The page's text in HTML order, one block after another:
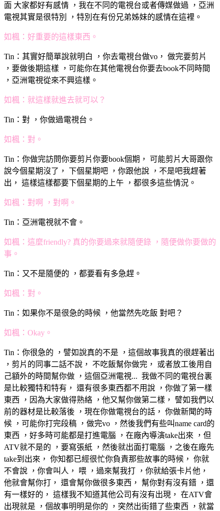
面 大家都好有感情 ，我在不同的電視台或者傳媒做過 ，亞洲
電視其實是很特別 ，特別在有份兄弟姊妹的感情在這裡。
如楓：好重要的這樣東西。
Tin：其實好簡單說就明白 ，你去電視台做vo， 做完要剪片
，要做後期這樣 ，可能你在其他電視台你要去book不同時間
，亞洲電視從來不興這樣。
如楓：就這樣就進去就可以？
Tin：對 ，你做過電視台。
如楓：對。
Tin：你做完訪問你要剪片你要book個期， 可能剪片大哥跟你
說今個星期沒了， 下個星期吧 ，你跟他說 ，不是吧我趕著
出， 這樣這樣都要下個星期的上午 ，都很多這些情況。
如楓：對啊 ，對啊。
Tin：亞洲電視就不會。
如楓：這麼friendly? 真的你要過來就隨便錄 ，隨便做你要做的
事。
Tin：又不是隨便的 ，都要看有多急趕。
如楓：對。
Tin：如果你不是很急的時候 ，他當然先吃飯 對吧？
如楓：Okay。
Tin：你很急的 ，譬如說真的不是 ，這個故事我真的很趕著出
，剪片的同事二話不說， 不吃飯幫你做完， 或者放工後用自
己額外的時間幫你做 ，這個亞洲電視... 我做不同的電視台裏
是比較獨特和特有， 還有很多東西都不用說 ，你做了第一樣
東西 ，因為大家做得熟絡 ，他又幫你做第二樣， 譬如我們以
前的器材是比較落後 ，現在你做電視台的話， 你做新聞的時
候 ，可能你打完段稿 ，做完vo ，然後我們有些叫name card的
東西 ，好多時可能都是打進電腦 ，在廠內導演take出來 ，但
ATV就不是的 ，要寫張紙 ，然後就出面打電腦 ，之後在廠先
take到出來， 你知都已經很忙你負責那些故事的時候， 你就
不會說 ，你會叫人， 喂 ，過來幫我打 ，你就給張卡片他，
他就會幫你打， 還會幫你做很多東西， 幫你對有沒有錯 ，還
有一樣好的， 這樣我不知道其他公司有沒有出現， 在ATV會
出現就是 ，個故事明明是你的 ，突然出街錯了些東西 ，就當